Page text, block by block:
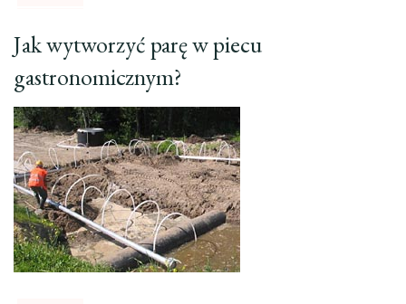
Jak wytworzyć parę w piecu
gastronomicznym?